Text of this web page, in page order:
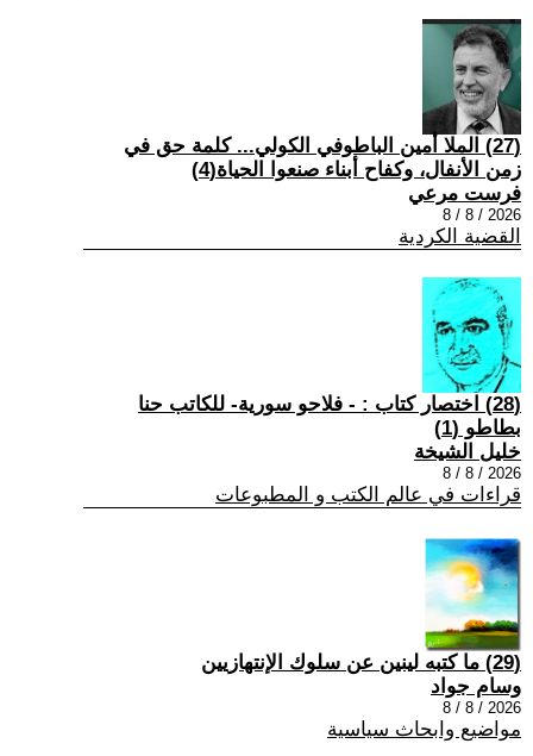
(27) الملا أمين الباطوفي الكولي... كلمة حق في
زمن الأنفال، وكفاح أبناء صنعوا الحياة(4)
فرست مرعي
2026 / 8 / 8
القضية الكردية
(28) اختصار كتاب : - فلاحو سورية- للكاتب حنا
بطاطو (1)
خليل الشيخة
2026 / 8 / 8
قراءات في عالم الكتب و المطبوعات
(29) ما كتبه لينين عن سلوك الإنتهازيين
وسام جواد
2026 / 8 / 8
مواضيع وابحاث سياسية